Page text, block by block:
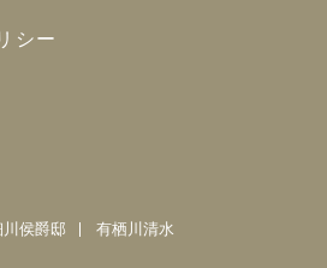
シー
川侯爵邸 有栖川清水